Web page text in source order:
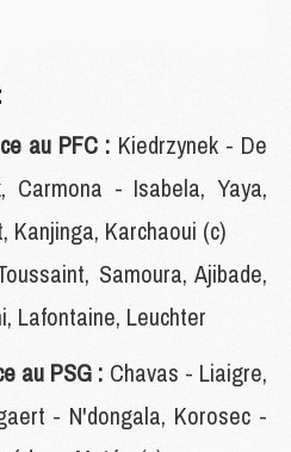
au PFC : Kiedrzynek - De
Carmona - Isabela, Yaya,
Kanjinga, Karchaoui (c)
Samoura, Ajibade,
Lafontaine, Leuchter
au PSG : Chavas - Liaigre,
- N'dongala, Korosec -